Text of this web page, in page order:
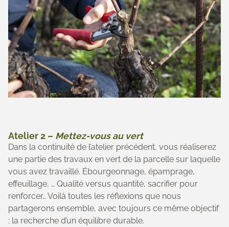
Atelier 2 – Mettez-vous au vert
Dans la continuité de l’atelier précédent, vous réaliserez
une partie des travaux en vert de la parcelle sur laquelle
vous avez travaillé. Ébourgeonnage, épamprage,
effeuillage, … Qualité versus quantité, sacrifier pour
renforcer… Voilà toutes les réflexions que nous
partagerons ensemble, avec toujours ce même objectif
: la recherche d’un équilibre durable.